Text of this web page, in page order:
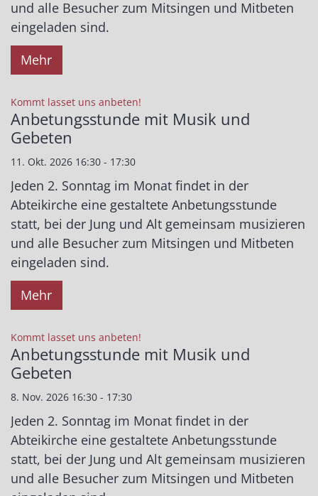
und alle Besucher zum Mitsingen und Mitbeten
eingeladen sind.
Mehr
Kommt lasset uns anbeten!
Anbetungsstunde mit Musik und
Gebeten
11. Okt. 2026 16:30 - 17:30
Jeden 2. Sonntag im Monat findet in der
Abteikirche eine gestaltete Anbetungsstunde
statt, bei der Jung und Alt gemeinsam musizieren
und alle Besucher zum Mitsingen und Mitbeten
eingeladen sind.
Mehr
Kommt lasset uns anbeten!
Anbetungsstunde mit Musik und
Gebeten
8. Nov. 2026 16:30 - 17:30
Jeden 2. Sonntag im Monat findet in der
Abteikirche eine gestaltete Anbetungsstunde
statt, bei der Jung und Alt gemeinsam musizieren
und alle Besucher zum Mitsingen und Mitbeten